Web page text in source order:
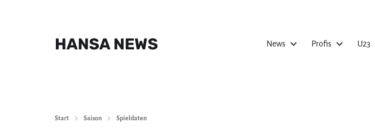
HANSA NEWS News Profis U23
Start Saison Spieldaten